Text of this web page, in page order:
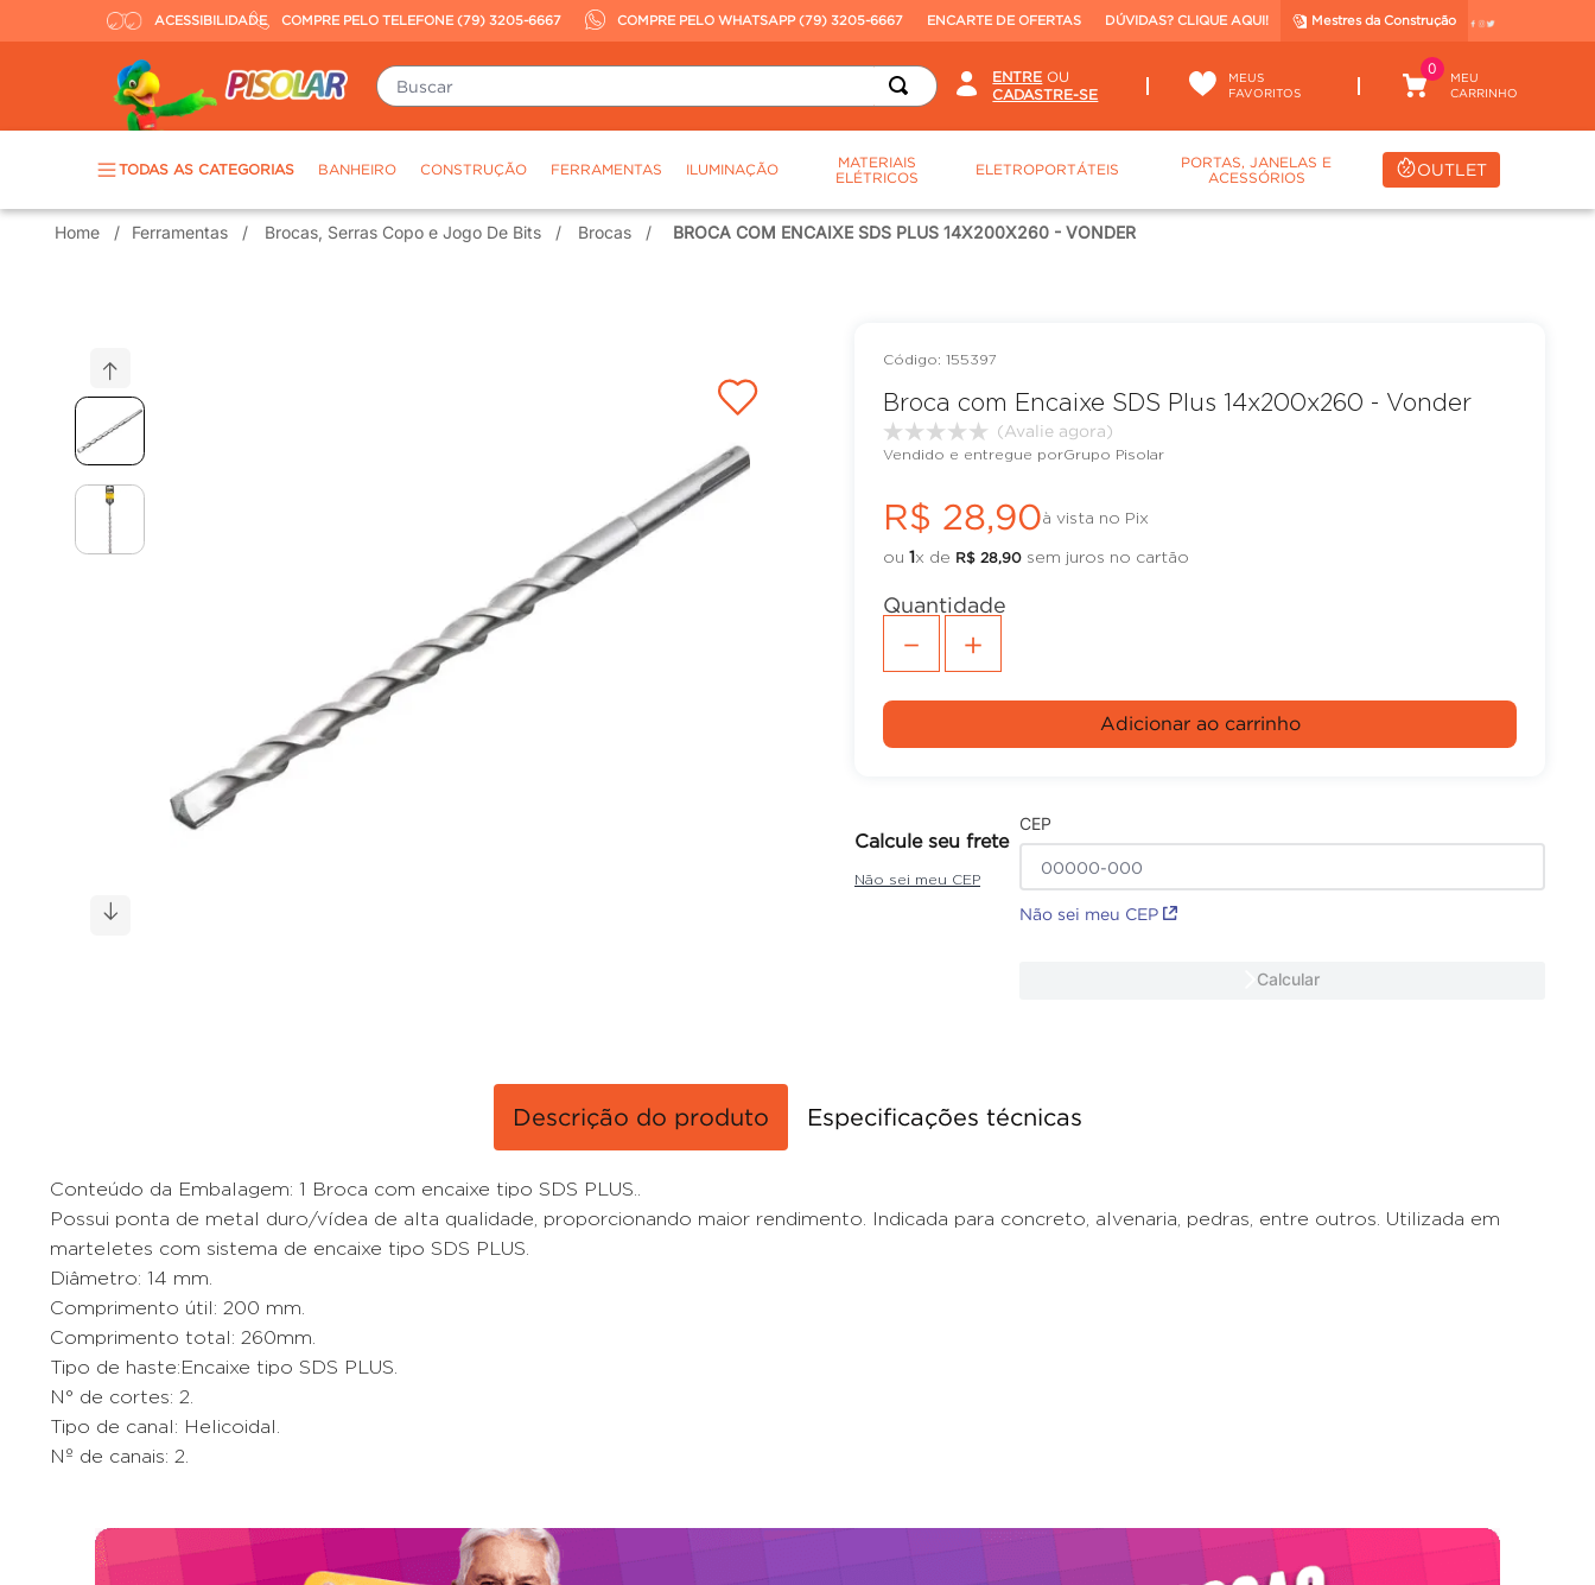
ACESSIBILIDADE COMPRE PELO TELEFONE (79) 3205-6667 COMPRE PELO WHATSAPP (79) 3205-6667 ENCARTE DE OFERTAS DÚVIDAS? CLIQUE AQUI! Mestres da Construção
Buscar OU
MEUS
FAVORITOS
0
TODAS AS CATEGORIAS BANHEIRO CONSTRUÇÃO FERRAMENTAS ILUMINAÇÃO
MATERIAIS
ELÉTRICOS
ELETROPORTÁTEIS
PORTAS, JANELAS E
ACESSÓRIOS
OUTLET
Ferramentas Brocas, Serras Copo e Jogo De Bits Brocas BROCA COM ENCAIXE SDS PLUS 14X200X260 - VONDER
: 155397
Broca com Encaixe SDS Plus 14x200x260 - Vonder
Vendido e entregue porGrupo Pisolar
R$ 28,90à vista no Pix
ou 1x de R$ 28,90 sem juros no cartão
Quantidade
＋
－
Adicionar ao carrinho
Calcule seu frete
CEP
Não sei meu CEP
Calcular
Não sei meu CEP
Descrição do produto Especificações técnicas
Conteúdo da Embalagem: 1 Broca com encaixe tipo SDS PLUS..
Possui ponta de metal duro/vídea de alta qualidade, proporcionando maior rendimento. Indicada para concreto, alvenaria, pedras, entre outros. Utilizada em
marteletes com sistema de encaixe tipo SDS PLUS.
Diâmetro: 14 mm.
Comprimento útil: 200 mm.
Comprimento total: 260mm.
Tipo de haste:Encaixe tipo SDS PLUS.
N° de cortes: 2.
Tipo de canal: Helicoidal.
Nº de canais: 2.
2º piso